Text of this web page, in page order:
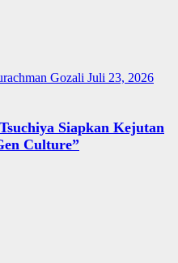
Gozali Juli 23, 2026
Siapkan Kejutan
Culture”